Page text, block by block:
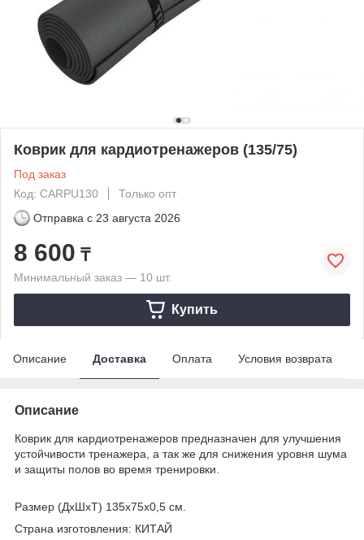
Коврик для кардиотренажеров (135/75)
Под заказ
Код: CARPU130
Только опт
Отправка с 23 августа 2026
8 600 ₸
Минимальный заказ — 10 шт.
Купить
Описание Доставка Оплата Условия возврата
Описание
Коврик для кардиотренажеров предназначен для улучшения
устойчивости тренажера, а так же для снижения уровня шума
и защиты полов во время тренировки.
Размер (ДхШхТ) 135х75х0,5 см.
Страна изготовления: КИТАЙ